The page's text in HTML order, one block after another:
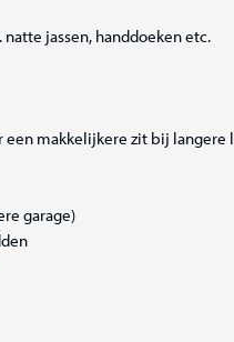
jassen, handdoeken etc.
een makkelijkere zit bij langere
garage)